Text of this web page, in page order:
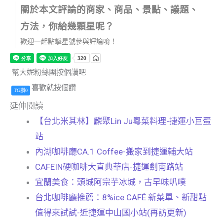
關於本文評論的商家、商品、景點、議題、
方法，你給幾顆星呢？
歡迎一起點擊星號參與評論唷！
幫大妮粉絲團按個讚吧
TG讚0 喜歡就按個讚
延伸閱讀
【台北米其林】麟聚Lin Ju粵菜料理-捷運小巨蛋
站
內湖咖啡廳CA.1 Coffee-搬家到捷運輔大站
CAFEIN硬咖啡大直典華店-捷運劍南路站
宜蘭美食：頭城阿宗芋冰城，古早味叭噗
台北咖啡廳推薦：8%ice CAFÉ 新菜單、新甜點
值得來試試-近捷運中山國小站(再訪更新)